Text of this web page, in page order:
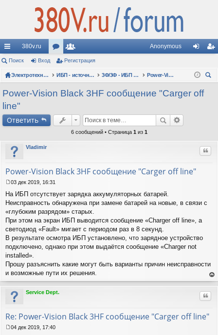
с
ы
лк
и
380v.ru
ор
ум
ы
ол
ьз
ов
Anonymous
д ис
Поиск Вход Регистрация
Электротехнические форумы ИБП - источники бесперебойного питания 3Ф/3Ф - ИБП N-POWER: трехфазные 10 - 10000 кВА - вопросы по моделям
Power-Vision HF
Power-Vision Black 3HF сообщение "Carger off
line"
Ответить
6 сообщений • Страница 1 из 1
Vladimir
Power-Vision Black 3HF сообщение "Carger off line"
о
о
б
е
н
и
е
03 дек 2019, 16:31
На ИБП отсутствует зарядка аккумуляторных батарей.
Неисправность обнаружена при замене батарей на новые, в связи с
«глубоким разрядом» старых.
При этом на экран ИБП выводится сообщение «Charger off line», а
светодиод «Fault» мигает с периодом раз в 8 секунд.
В результате осмотра ИБП установлено, что зарядное устройство
подключено, однако при этом выдаётся сообщение «Charger not
installed».
Прошу разъяснить какие могут быть варианты причин неисправности
и возможные пути их решения.
ер
Service Dept.
Re: Power-Vision Black 3HF сообщение "Carger off line"
04 дек 2019, 17:40